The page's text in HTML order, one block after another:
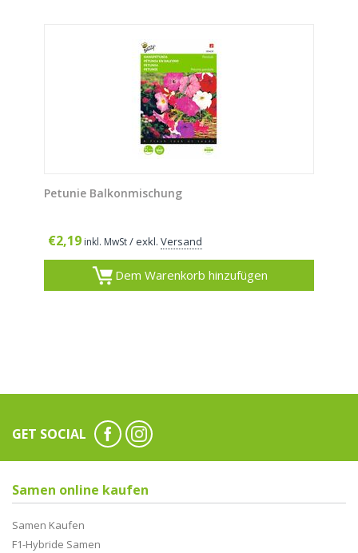
Petunie Balkonmischung
€2,19 inkl. MwSt/ exkl. Versand
Dem Warenkorb hinzufügen
GET SOCIAL
Samen online kaufen
Samen Kaufen
F1-Hybride Samen